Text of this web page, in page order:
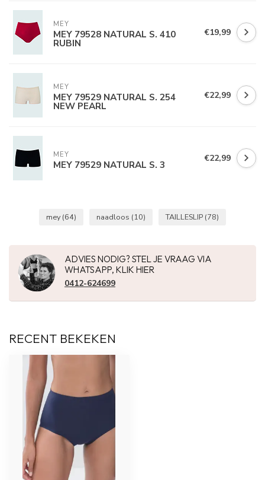
MEY
MEY 79528 NATURAL S. 410
RUBIN
€19,99
MEY
MEY 79529 NATURAL S. 254
NEW PEARL
€22,99
MEY
MEY 79529 NATURAL S. 3 €22,99
mey(64) naadloos (10) TAILLESLIP (78)
ADVIES NODIG? STEL JE VRAAG VIA
WHATSAPP, KLIK HIER
0412-624699
RECENT BEKEKEN